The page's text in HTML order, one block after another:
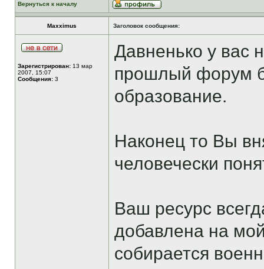
Вернуться к началу
Maxximus Заголовок сообщения:
Зарегистрирован: 13 мар
2007, 15:07
Сообщения: 3
Давненько у вас
прошлый форум
образование.
Наконец то Вы
человечески
Ваш ресурс
добавлена на
собирается